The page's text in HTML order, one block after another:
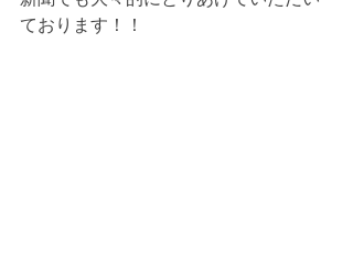
ております！！